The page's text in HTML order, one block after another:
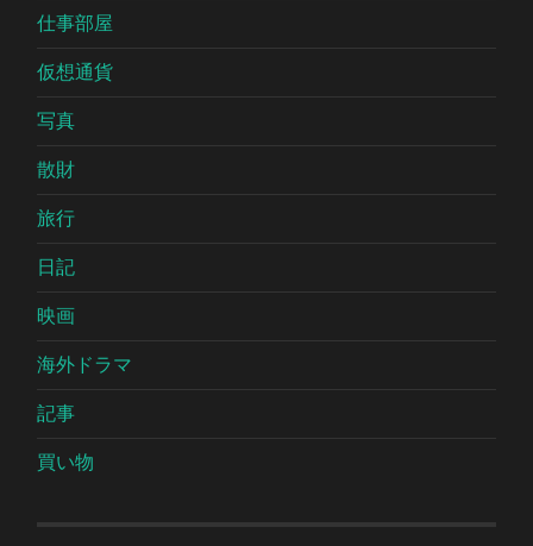
仕事部屋
仮想通貨
写真
散財
旅行
日記
映画
海外ドラマ
記事
買い物